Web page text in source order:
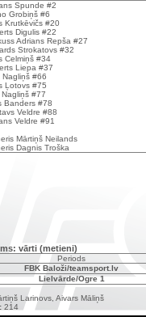
Spunde #2
Grobiņš #6
Krutkēvičs #20
Digulis #22
Adrians Repša #27
Strokatovs #32
Celmiņš #34
Liepa #37
Nagliņš #66
Ļotovs #75
Nagliņš #77
Banders #78
Veldre #88
Veldre #91
Mārtiņš Neilands
Dagnis Troška
vārti (metieni)
Periods
FBK Baloži/teamsport.lv
Lielvārde/Ogre 1
Larinovs, Aivars Māliņš
214